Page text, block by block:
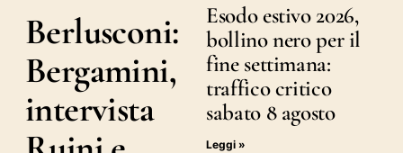
Berlusconi:
Bergamini,
intervista
Esodo estivo 2026,
bollino nero per il
fine settimana:
traffico critico
sabato 8 agosto
Leggi »